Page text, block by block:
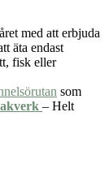
med att erbjuda
äta endast
fisk eller
som
– Helt